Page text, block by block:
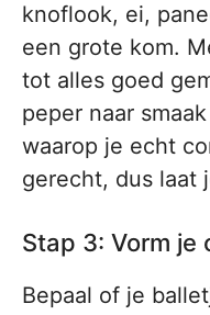
knoflook, ei,
een grote kom.
tot alles goed
peper naar
waarop je echt
gerecht, dus laat
Stap 3: Vorm je
Bepaal of je